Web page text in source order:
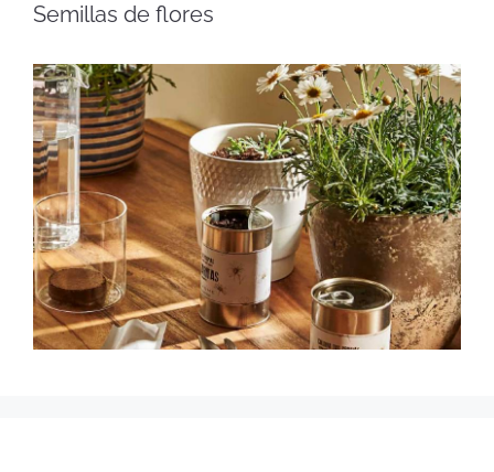
Semillas de flores